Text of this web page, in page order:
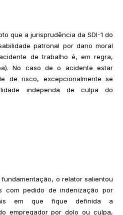
que a jurisprudência da SDI-1 do
patronal por dano moral
de trabalho é, em regra,
No caso de o acidente estar
de risco, excepcionalmente se
independa de culpa do
o relator salientou
com pedido de indenização por
em que fique definida a
empregador por dolo ou culpa,